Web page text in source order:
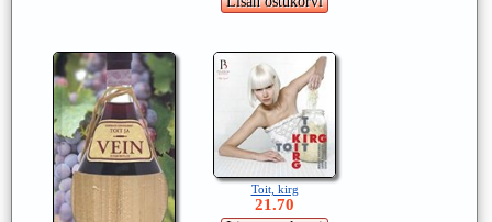
Toit, kirg
21.70